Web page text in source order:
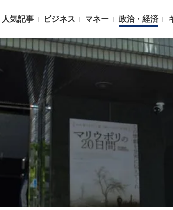
人気記事 ビジネス マネー 政治・経済